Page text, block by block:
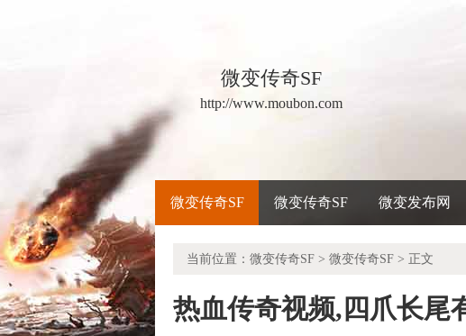
微变传奇SF
http://www.moubon.com
微变传奇SF 微变传奇SF 微变发布网
当前位置： 微变传奇SF > 微变传奇SF > 正文
热血传奇视频,四爪长尾